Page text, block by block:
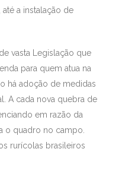
a instalação de
vasta Legislação que
para quem atua na
há adoção de medidas
A cada nova quebra de
em razão da
o quadro no campo.
rurícolas brasileiros